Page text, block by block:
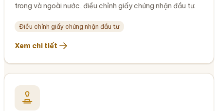
trong và ngoài nước, điều chỉnh giấy chứng nhận đầu tư.
Điều chỉnh giấy chứng nhận đầu tư
Xem chi tiết